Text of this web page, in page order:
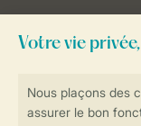
contactez notre